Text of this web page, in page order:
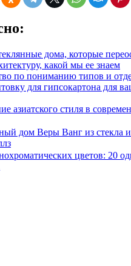
дома, которые
какой мы ее знаем
по пониманию типов и
для гипсокартона для
азиатского стиля в
дом Веры Ванг из стекла и
цветов: 20